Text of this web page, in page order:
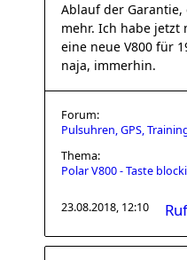
Ablauf der
mehr. Ich habe jetzt
eine neue V800 für
naja, immerhin.
Forum:
Pulsuhren, GPS,
Thema:
Polar V800 - Taste
23.08.2018, 12:10